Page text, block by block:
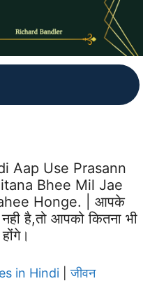
Aap Use Prasann
Bhee Mil Jae
Honge. | आपके
है,तो आपको कितना भी
in Hindi |जीवन